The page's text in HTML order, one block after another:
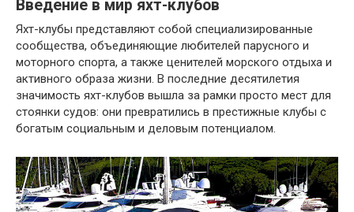
Введение в мир яхт-клубов
Яхт-клубы представляют собой специализированные
сообщества, объединяющие любителей парусного и
моторного спорта, а также ценителей морского отдыха и
активного образа жизни. В последние десятилетия
значимость яхт-клубов вышла за рамки просто мест для
стоянки судов: они превратились в престижные клубы с
богатым социальным и деловым потенциалом.